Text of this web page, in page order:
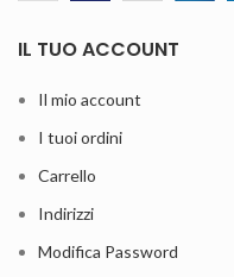
IL TUO ACCOUNT
Il mio account
I tuoi ordini
Carrello
Indirizzi
Modifica Password